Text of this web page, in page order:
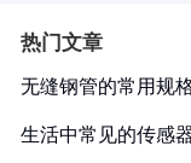
热门文章
无缝钢管的常用规
生活中常见的传感